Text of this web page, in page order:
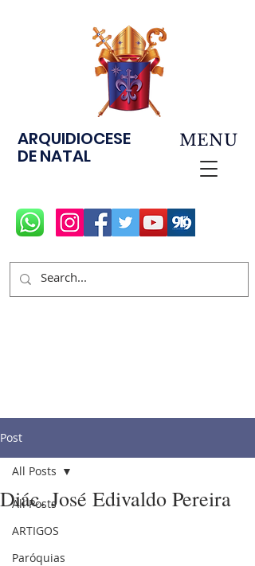
ARQUIDIOCESE
DE NATAL
MENU
Post
All Posts
ARTIGOS
Paróquias
All Posts
Diác. José Edivaldo Pereira